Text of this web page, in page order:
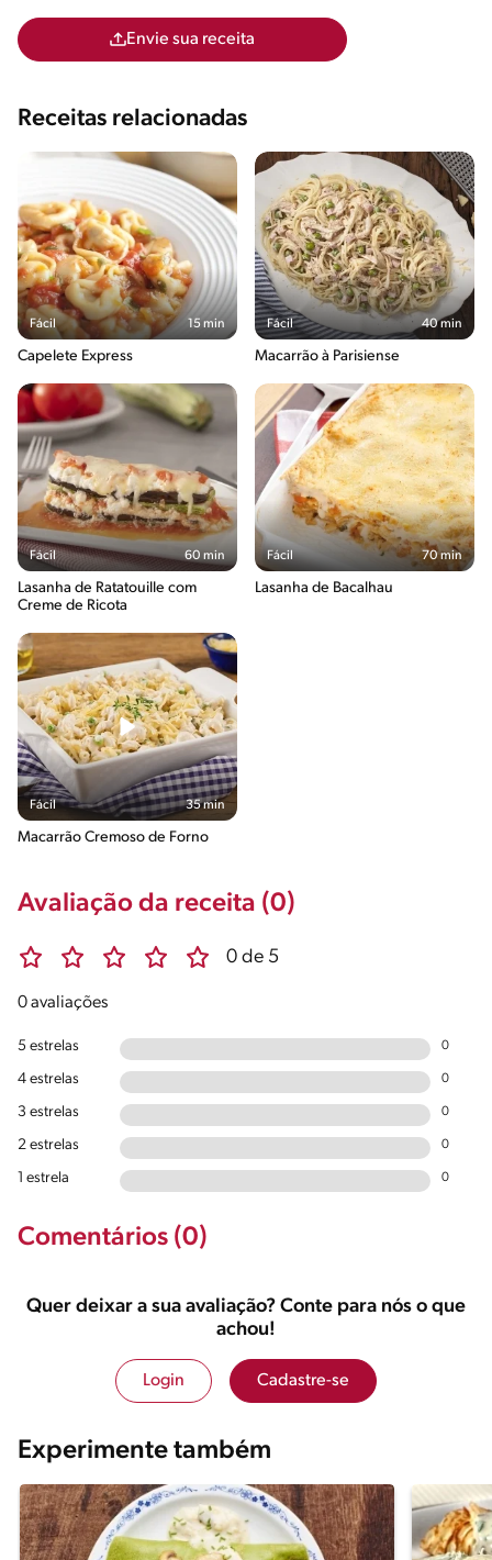
Envie sua receita
Receitas relacionadas
Fácil 15 min
Capelete Express
Fácil 40 min
Macarrão à Parisiense
Fácil 60 min
Lasanha de Ratatouille com
Creme de Ricota
Fácil 70 min
Lasanha de Bacalhau
Fácil 35 min
Macarrão Cremoso de Forno
Avaliação da receita (0)
0 de 5
0 avaliações
5 estrelas 0
4 estrelas 0
3 estrelas 0
2 estrelas 0
1 estrela 0
Comentários (0)
Quer deixar a sua avaliação? Conte para nós o que
achou!
Login Cadastre-se
Experimente também